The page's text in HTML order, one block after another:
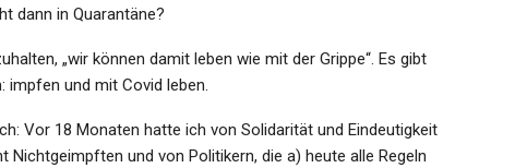
dann in Quarantäne?
„wir können damit leben wie mit der Grippe“. Es gibt
impfen und mit Covid leben.
Vor 18 Monaten hatte ich von Solidarität und Eindeutigkeit
und von Politikern, die a) heute alle Regeln